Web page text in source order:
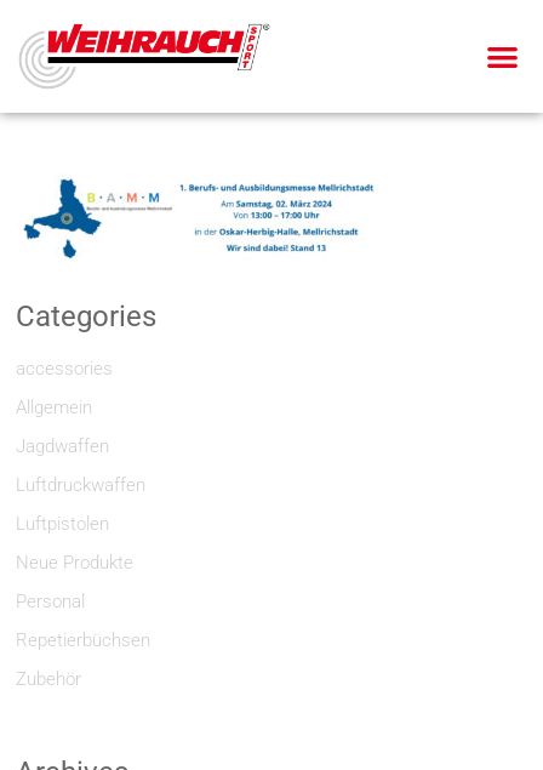
Categories
accessories
Allgemein
Jagdwaffen
Luftdruckwaffen
Luftpistolen
Neue Produkte
Personal
Repetierbüchsen
Zubehör